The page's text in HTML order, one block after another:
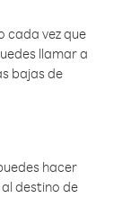
cada vez que
llamar a
bajas de
hacer
destino de